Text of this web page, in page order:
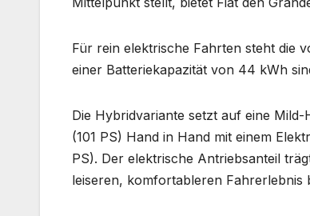
Für rein elektrische Fahrten steht die
einer Batteriekapazität von 44 kWh
Die Hybridvariante setzt auf eine
(101 PS) Hand in Hand mit einem
PS). Der elektrische Antriebsanteil
leiseren, komfortableren Fahrerlebnis